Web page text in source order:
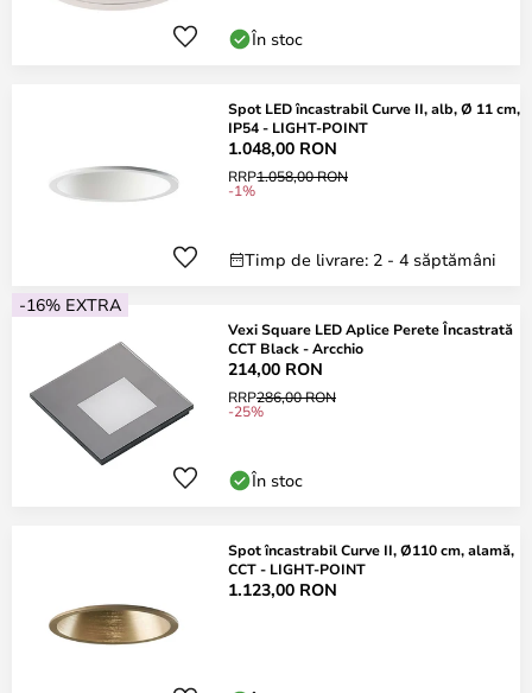
În stoc
Spot LED încastrabil Curve II, alb, Ø 11 cm,
IP54 - LIGHT-POINT
1.048,00 RON
RRP1.058,00 RON
-1%
Timp de livrare: 2 - 4 săptămâni
-16% EXTRA
Vexi Square LED Aplice Perete Încastrată
CCT Black - Arcchio
214,00 RON
RRP286,00 RON
-25%
În stoc
Spot încastrabil Curve II, Ø110 cm, alamă,
CCT - LIGHT-POINT
1.123,00 RON